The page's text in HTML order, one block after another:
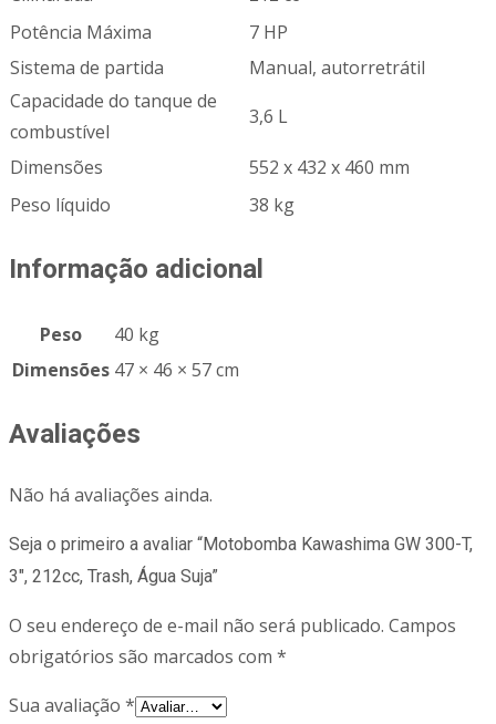
Potência Máxima
7 HP
Sistema de partida
Manual, autorretrátil
Capacidade do tanque de
combustível
3,6 L
Dimensões
552 x 432 x 460 mm
Peso líquido
38 kg
Informação adicional
Peso
40 kg
Dimensões 47 × 46 × 57 cm
Avaliações
Não há avaliações ainda.
Seja o primeiro a avaliar “Motobomba Kawashima GW 300-T,
3″, 212cc, Trash, Água Suja”
O seu endereço de e-mail não será publicado. Campos
obrigatórios são marcados com *
Sua avaliação *